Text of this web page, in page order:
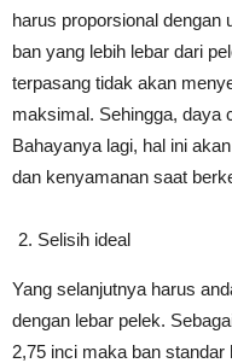
harus proporsional dengan
ban yang lebih lebar dari
terpasang tidak akan
maksimal. Sehingga, daya
Bahayanya lagi, hal ini
dan kenyamanan saat
Selisih ideal
Yang selanjutnya harus
dengan lebar pelek.
2,75 inci maka ban